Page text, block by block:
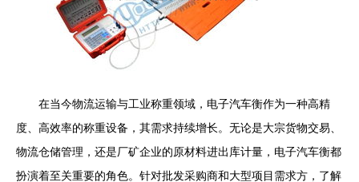
在当今物流运输与工业称重领域，电子汽车衡作为一种高精
度、高效率的称重设备，其需求持续增长。无论是大宗货物交易、
物流仓储管理，还是厂矿企业的原材料进出库计量，电子汽车衡都
扮演着至关重要的角色。针对批发采购商和大型项目需求方，了解